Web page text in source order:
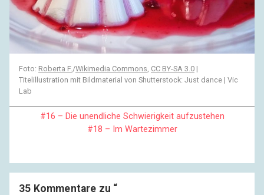
Foto: Roberta F. /Wikimedia Commons CC BY-SA 3.0 |
Titelillustration mit Bildmaterial von Shutterstock: Just dance | Vic
Lab
#16 – Die unendliche Schwierigkeit aufzustehen
#18 – Im Wartezimmer
35 Kommentare zu “